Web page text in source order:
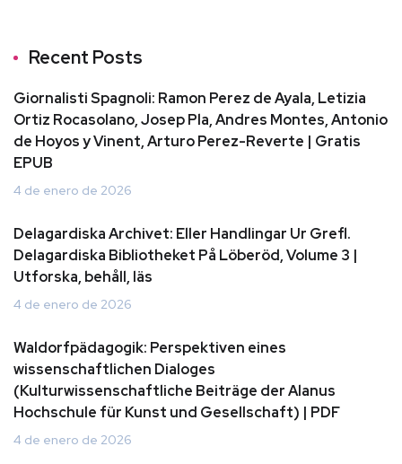
Recent Posts
Giornalisti Spagnoli: Ramon Perez de Ayala, Letizia
Ortiz Rocasolano, Josep Pla, Andres Montes, Antonio
de Hoyos y Vinent, Arturo Perez-Reverte | Gratis
EPUB
4 de enero de 2026
Delagardiska Archivet: Eller Handlingar Ur Grefl.
Delagardiska Bibliotheket På Löberöd, Volume 3 |
Utforska, behåll, läs
4 de enero de 2026
Waldorfpädagogik: Perspektiven eines
wissenschaftlichen Dialoges
(Kulturwissenschaftliche Beiträge der Alanus
Hochschule für Kunst und Gesellschaft) | PDF
4 de enero de 2026